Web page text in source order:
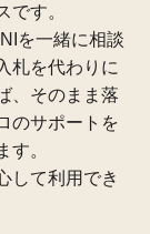
です。
を一緒に相談
札を代わりに
、そのまま落
のサポートを
す。
して利用でき